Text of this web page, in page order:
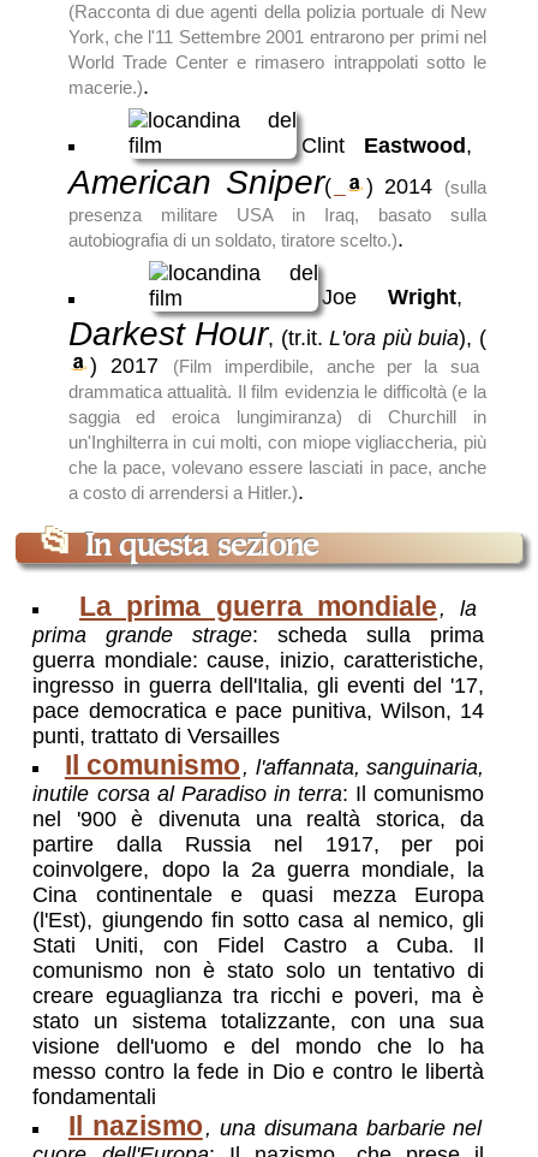
(Racconta di due agenti della polizia portuale di New
York, che l'11 Settembre 2001 entrarono per primi nel
World Trade Center e rimasero intrappolati sotto le
macerie.).
Clint Eastwood ,
American Sniper( ) 2014
(sulla
presenza militare USA in Iraq, basato sulla
autobiografia di un soldato, tiratore scelto.).
Joe Wright,
Darkest Hour, (tr.it.L'ora più buia), (
)2017
(Film imperdibile, anche per la sua
drammatica attualità. Il film evidenzia le difficoltà (e la
saggia ed eroica lungimiranza) di Churchill in
un'Inghilterra in cui molti, con miope vigliaccheria, più
che la pace, volevano essere lasciati in pace, anche
a costo di arrendersi a Hitler.).
📂 In questa sezione
La prima guerra mondiale , la
prima grande strage: scheda sulla prima
guerra mondiale: cause, inizio, caratteristiche,
ingresso in guerra dell'Italia, gli eventi del '17,
pace democratica e pace punitiva, Wilson, 14
punti, trattato di Versailles
Il comunismo, l'affannata, sanguinaria,
inutile corsa al Paradiso in terra: Il comunismo
nel '900 è divenuta una realtà storica, da
partire dalla Russia nel 1917, per poi
coinvolgere, dopo la 2a guerra mondiale, la
Cina continentale e quasi mezza Europa
(l'Est), giungendo fin sotto casa al nemico, gli
Stati Uniti, con Fidel Castro a Cuba. Il
comunismo non è stato solo un tentativo di
creare eguaglianza tra ricchi e poveri, ma è
stato un sistema totalizzante, con una sua
visione dell'uomo e del mondo che lo ha
messo contro la fede in Dio e contro le libertà
fondamentali
Il nazismo, una disumana barbarie nel